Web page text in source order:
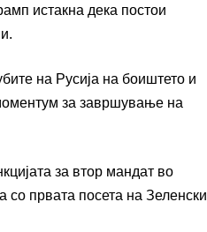
истакна дека постои
на Русија на боиштето и
за завршување на
за втор мандат во
со првата посета на Зеленски